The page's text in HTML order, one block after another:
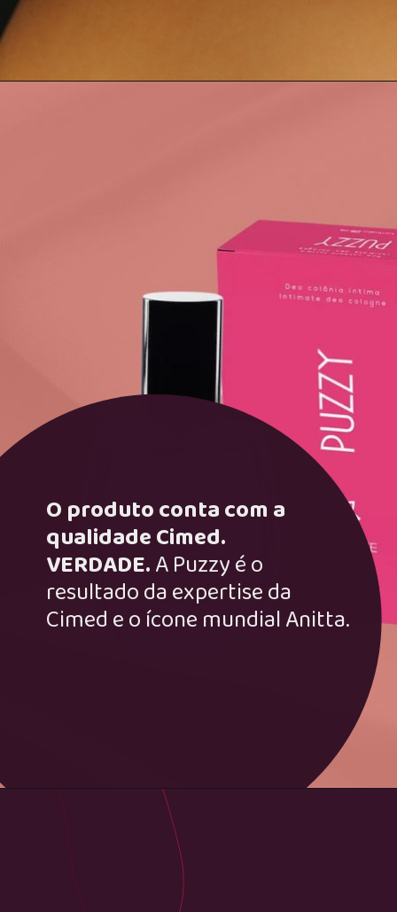
O produto conta com a
qualidade Cimed.
VERDADE.A Puzzy é o
resultado da expertise da
Cimed e o ícone mundial Anitta.